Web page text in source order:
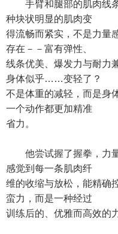
手臂和腿部的肌肉线条
种块状明显的肌肉变
得流畅而紧实，不是力量
存在－－富有弹性、
线条优美、爆发力与耐力
身体似乎……变轻了？
不是体重的减轻，而是身
一个动作都更加精准
省力。
他尝试握了握拳，力量
感觉到每一条肌肉纤
维的收缩与放松，能精确
蛮力，而是一种经过
训练后的、优雅而高效的